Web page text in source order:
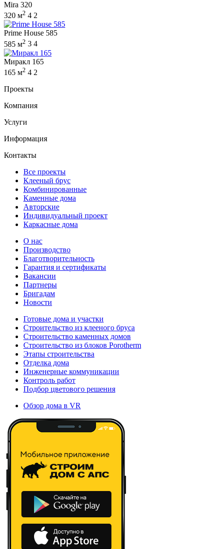
Mira 320
320 м2 4 2
Prime House 585
585 м2 3 4
Миракл 165
165 м2 4 2
Проекты
Компания
Услуги
Информация
Контакты
Все проекты
Клееный брус
Комбинированные
Каменные дома
Авторские
Индивидуальный проект
Каркасные дома
О нас
Производство
Благотворительность
Гарантия и сертификаты
Вакансии
Партнеры
Бригадам
Новости
Готовые дома и участки
Строительство из клееного бруса
Строительство каменных домов
Строительство из блоков Porotherm
Этапы строительства
Отделка дома
Инженерные коммуникации
Контроль работ
Подбор цветового решения
Обзор дома в VR